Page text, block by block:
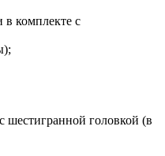
в комплекте с
головкой (в